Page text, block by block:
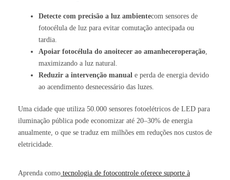
Detecte com precisão a luz ambientecom sensores de
fotocélula de luz para evitar comutação antecipada ou
tardia.
Apoiar fotocélula do anoitecer ao amanheceroperação
maximizando a luz natural.
Reduzir a intervenção manual e perda de energia devido
ao acendimento desnecessário das luzes.
Uma cidade que utiliza 50.000 sensores fotoelétricos de LED para
iluminação pública pode economizar até 20–30% de energia
anualmente, o que se traduz em milhões em reduções nos custos de
eletricidade.
Aprenda como tecnologia de fotocontrole oferece suporte à